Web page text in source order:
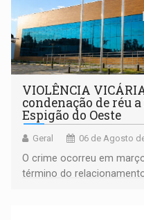
VIOLÊNCIA
condenação de réu
Espigão do Oeste
Geral 06 de Agosto
O crime ocorreu em
término do